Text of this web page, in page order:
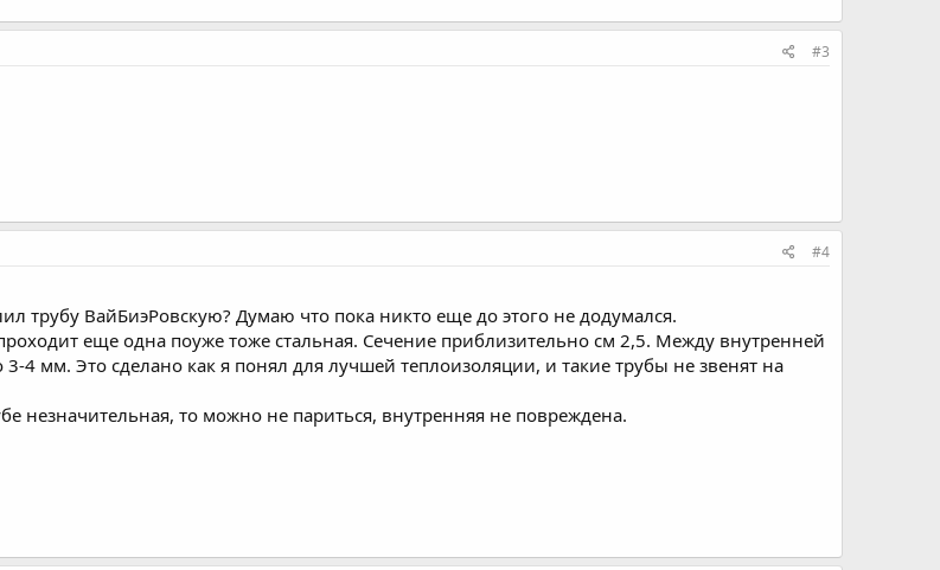
#3
#4
трубу ВайБиэРовскую? Думаю что пока никто еще до этого не додумался.
еще одна поуже тоже стальная. Сечение приблизительно см 2,5. Между внутренней
4 мм. Это сделано как я понял для лучшей теплоизоляции, и такие трубы не звенят на
незначительная, то можно не париться, внутренняя не повреждена.